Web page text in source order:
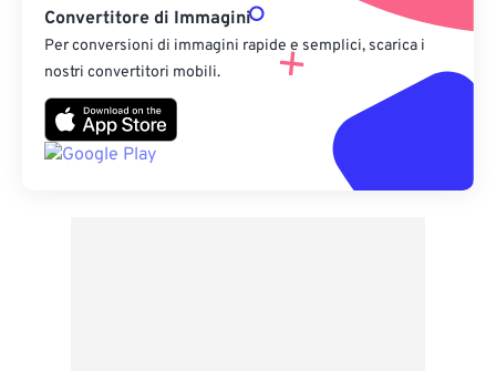
Convertitore di Immagini
Per conversioni di immagini rapide e semplici, scarica i
nostri convertitori mobili.